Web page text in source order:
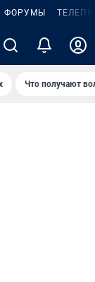
ФОРУМЫ
Что получают